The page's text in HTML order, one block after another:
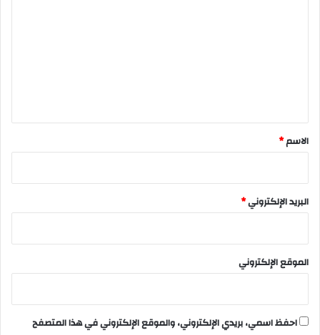
*
الاسم*
البريد الإلكتروني*
الموقع الإلكتروني
احفظ اسمي، بريدي الإلكتروني، والموقع الإلكتروني في هذا المتصفح